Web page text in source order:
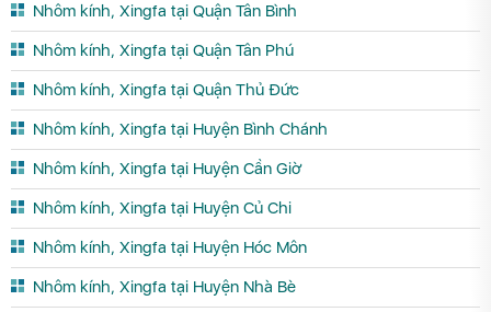
Nhôm kính, Xingfa tại Quận Tân Bình
Nhôm kính, Xingfa tại Quận Tân Phú
Nhôm kính, Xingfa tại Quận Thủ Đức
Nhôm kính, Xingfa tại Huyện Bình Chánh
Nhôm kính, Xingfa tại Huyện Cần Giờ
Nhôm kính, Xingfa tại Huyện Củ Chi
Nhôm kính, Xingfa tại Huyện Hóc Môn
Nhôm kính, Xingfa tại Huyện Nhà Bè